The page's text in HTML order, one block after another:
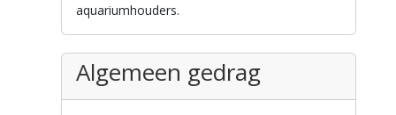
aquariumhouders.
Algemeen gedrag